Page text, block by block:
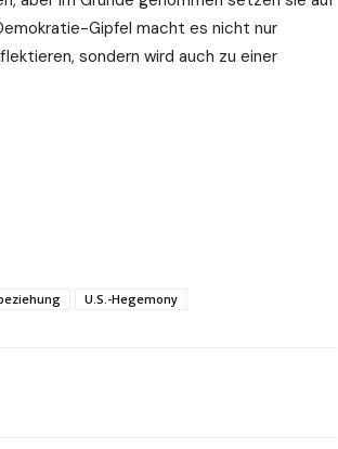
Gipfel macht es nicht nur
sondern wird auch zu einer
U.S.-Hegemony